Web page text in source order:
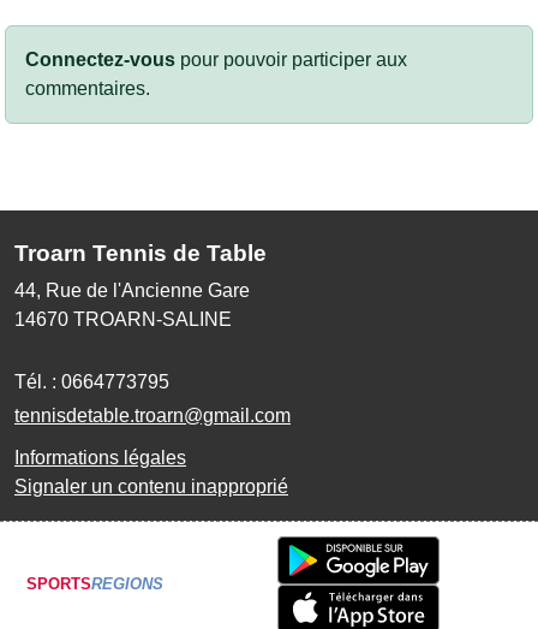
Connectez-vous pour pouvoir participer aux
commentaires.
Troarn Tennis de Table
44, Rue de l'Ancienne Gare
14670 TROARN-SALINE
Tél. : 0664773795
tennisdetable.troarn@gmail.com
Informations légales
Signaler un contenu inapproprié
SPORTSREGIONS